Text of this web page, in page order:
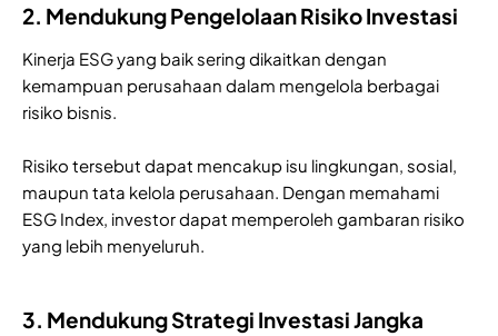
2. Mendukung Pengelolaan Risiko Investasi
Kinerja ESG yang baik sering dikaitkan dengan
kemampuan perusahaan dalam mengelola berbagai
risiko bisnis.
Risiko tersebut dapat mencakup isu lingkungan, sosial,
maupun tata kelola perusahaan. Dengan memahami
ESG Index, investor dapat memperoleh gambaran risiko
yang lebih menyeluruh.
3. Mendukung Strategi Investasi Jangka